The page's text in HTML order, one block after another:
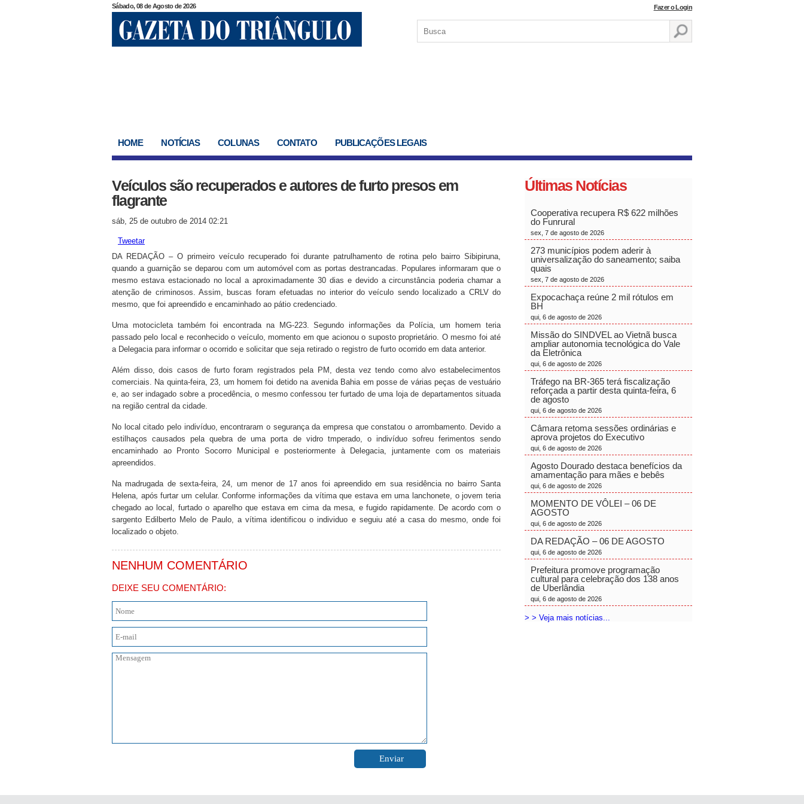
Sábado, 08 de Agosto de 2026 Fazer o Login
HOME NOTÍCIAS COLUNAS CONTATO PUBLICAÇÕES LEGAIS
Veículos são recuperados e autores de furto presos em
flagrante
sáb, 25 de outubro de 2014 02:21
Tweetar
DA REDAÇÃO – O primeiro veículo recuperado foi durante patrulhamento de rotina pelo bairro Sibipiruna,
quando a guarnição se deparou com um automóvel com as portas destrancadas. Populares informaram que o
mesmo estava estacionado no local a aproximadamente 30 dias e devido a circunstância poderia chamar a
atenção de criminosos. Assim, buscas foram efetuadas no interior do veículo sendo localizado a CRLV do
mesmo, que foi apreendido e encaminhado ao pátio credenciado.
Uma motocicleta também foi encontrada na MG-223. Segundo informações da Polícia, um homem teria
passado pelo local e reconhecido o veículo, momento em que acionou o suposto proprietário. O mesmo foi até
a Delegacia para informar o ocorrido e solicitar que seja retirado o registro de furto ocorrido em data anterior.
Além disso, dois casos de furto foram registrados pela PM, desta vez tendo como alvo estabelecimentos
comerciais. Na quinta-feira, 23, um homem foi detido na avenida Bahia em posse de várias peças de vestuário
e, ao ser indagado sobre a procedência, o mesmo confessou ter furtado de uma loja de departamentos situada
na região central da cidade.
No local citado pelo indivíduo, encontraram o segurança da empresa que constatou o arrombamento. Devido a
estilhaços causados pela quebra de uma porta de vidro tmperado, o indivíduo sofreu ferimentos sendo
encaminhado ao Pronto Socorro Municipal e posteriormente à Delegacia, juntamente com os materiais
apreendidos.
Na madrugada de sexta-feira, 24, um menor de 17 anos foi apreendido em sua residência no bairro Santa
Helena, após furtar um celular. Conforme informações da vítima que estava em uma lanchonete, o jovem teria
chegado ao local, furtado o aparelho que estava em cima da mesa, e fugido rapidamente. De acordo com o
sargento Edilberto Melo de Paulo, a vítima identificou o individuo e seguiu até a casa do mesmo, onde foi
localizado o objeto.
NENHUM COMENTÁRIO
DEIXE SEU COMENTÁRIO:
Últimas Notícias
Cooperativa recupera R$ 622 milhões
do Funrural
sex, 7 de agosto de 2026
273 municípios podem aderir à
universalização do saneamento; saiba
quais
sex, 7 de agosto de 2026
Expocachaça reúne 2 mil rótulos em
BH
qui, 6 de agosto de 2026
Missão do SINDVEL ao Vietnã busca
ampliar autonomia tecnológica do Vale
da Eletrônica
qui, 6 de agosto de 2026
Tráfego na BR-365 terá fiscalização
reforçada a partir desta quinta-feira, 6
de agosto
qui, 6 de agosto de 2026
Câmara retoma sessões ordinárias e
aprova projetos do Executivo
qui, 6 de agosto de 2026
Agosto Dourado destaca benefícios da
amamentação para mães e bebês
qui, 6 de agosto de 2026
MOMENTO DE VÔLEI – 06 DE
AGOSTO
qui, 6 de agosto de 2026
DA REDAÇÃO – 06 DE AGOSTO
qui, 6 de agosto de 2026
Prefeitura promove programação
cultural para celebração dos 138 anos
de Uberlândia
qui, 6 de agosto de 2026
> > Veja mais notícias...